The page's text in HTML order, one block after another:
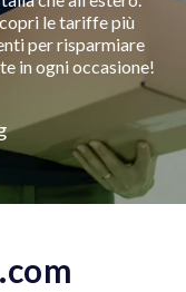
le tariffe più
per risparmiare
in ogni occasione!